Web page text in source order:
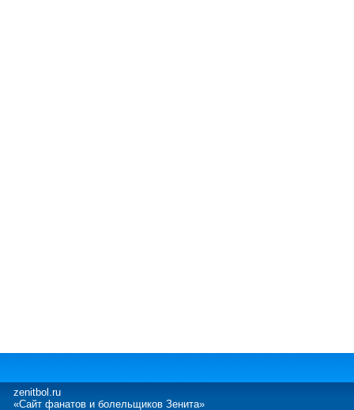
zenitbol.ru
«Сайт фанатов и болельщиков Зенита»